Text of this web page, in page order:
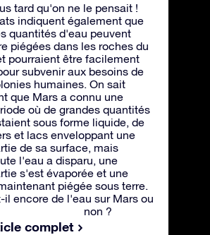
tard qu'on ne le pensait !
indiquent également que
quantités d'eau peuvent
piégées dans les roches du
pourraient être facilement
subvenir aux besoins de
humaines. On sait
que Mars a connu une
où de grandes quantités
sous forme liquide, de
et lacs enveloppant une
de sa surface, mais
l'eau a disparu, une
s'est évaporée et une
piégée sous terre.
il encore de l'eau sur Mars ou
non ?
complet